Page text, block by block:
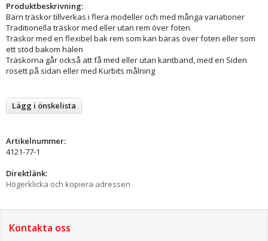
Produktbeskrivning:
Barn träskor tillverkas i flera modeller och med många variationer
Traditionella träskor med eller utan rem över foten
Träskor med en flexibel bak rem som kan bäras över foten eller som
ett stöd bakom hälen
Träskorna går också att få med eller utan kantband, med en Siden
rosett på sidan eller med Kurbits målning
Lägg i önskelista
Artikelnummer:
4121-77-1
Direktlänk:
Högerklicka och kopiera adressen
Kontakta oss